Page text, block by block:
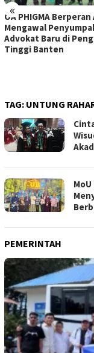
«
OA PHIGMA
Mengawal
Advokat Baru di
Tinggi Banten
TAG: UNTUNG
PEMERINTAH